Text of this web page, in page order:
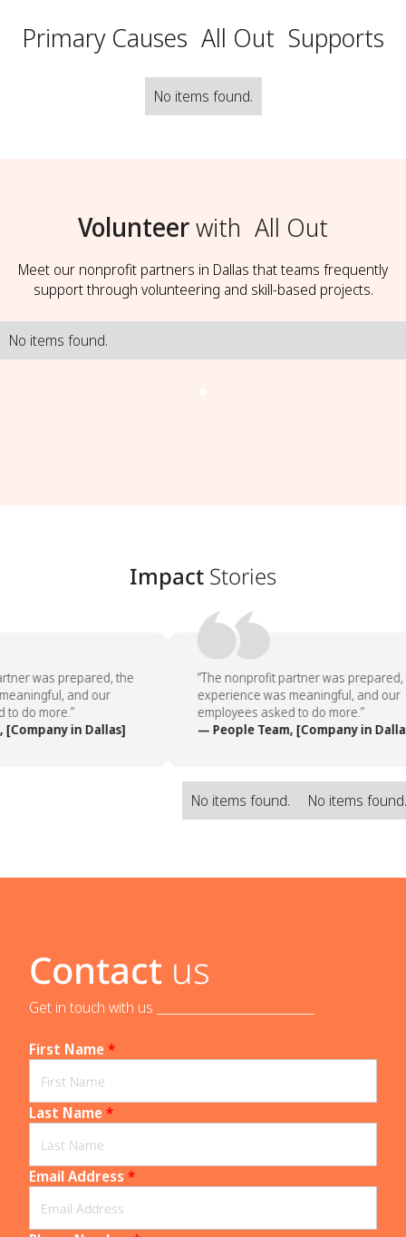
Primary Causes All Out Supports
No items found.
Volunteerwith All Out
Meet our nonprofit partners in Dallas that teams frequently
support through volunteering and skill-based projects.
No items found.
Impact Stories
was prepared, the
and our
do more.”
in Dallas]
“The nonprofit partner was prepared,
experience was meaningful, and our
employees asked to do more.”
— People Team, [Company in
No items found. No items
Contact us
Get in touch with us _____________________________
First Name*
Last Name*
Email Address *